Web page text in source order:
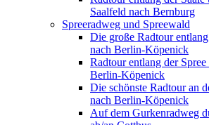
Saalfeld nach Bernburg
Spreeradweg und Spreewald
Die große Radtour
nach Berlin-Köpenick
Radtour entlang der
Berlin-Köpenick
Die schönste Radtour an
nach Berlin-Köpenick
Auf dem Gurkenradweg